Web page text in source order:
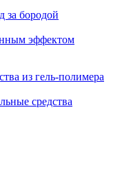
за бородой
эффектом
из гель-полимера
средства